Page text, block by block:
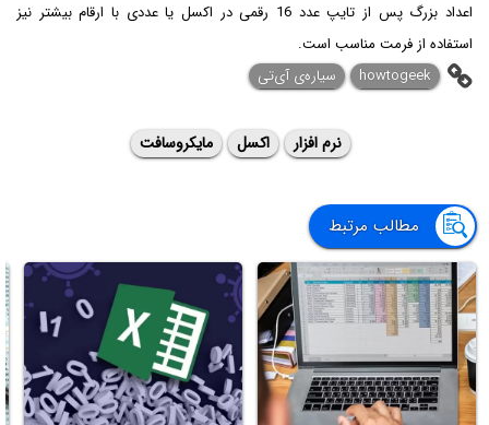
اعداد بزرگ پس از تایپ عدد 16 رقمی در اکسل یا عددی با ارقام بیشتر نیز
استفاده از فرمت مناسب است.
howtogeek
سیاره‌ی آی‌تی
نرم افزار اکسل مایکروسافت
مطالب مرتبط